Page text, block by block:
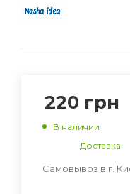
220 грн
В наличии
Доставка
Самовывоз в г.